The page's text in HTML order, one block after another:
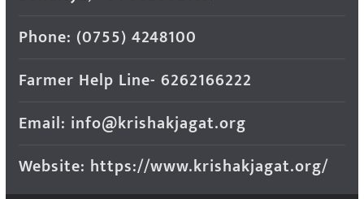
Phone: (0755) 4248100
Farmer Help Line- 6262166222
Email: info@krishakjagat.org
Website: https://www.krishakjagat.org/